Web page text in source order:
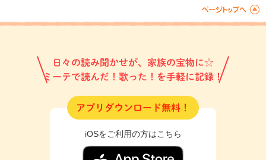
日々の読み聞かせが、家族の宝物に☆
ミーテで読んだ！歌った！を手軽に記録！
アプリダウンロード無料！
iOSをご利用の方はこちら